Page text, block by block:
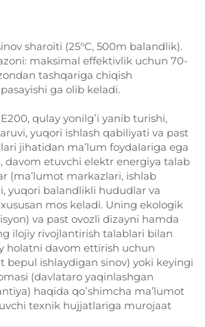
sharoiti (25°C, 500m balandlik).
maksimal effektivlik uchun 70-
tashqariga chiqish
ga olib keladi.
qulay yonilgʻi yanib turishi,
yuqori ishlash qabiliyati va past
jihatidan maʼlum foydalariga ega
davom etuvchi elektr energiya talab
(maʼlumot markazlari, ishlab
yuqori balandlikli hududlar va
mos keladi. Uning ekologik
va past ovozli dizayni hamda
ilojiy rivojlantirish talablari bilan
holatni davom ettirish uchun
bepul ishlaydigan sinov) yoki keyingi
(davlataro yaqinlashgan
haqida qoʻshimcha maʼlumot
texnik hujjatlariga murojaat